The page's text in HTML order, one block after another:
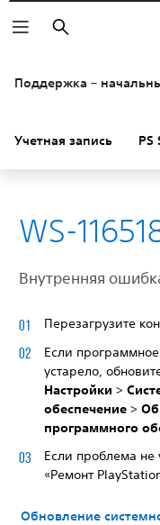
Поиск
Поддержка –
Учетная запись PS
WS-
Внутренняя
Перезагрузите
Если
устарело,
Настройки >
обеспечение >
программного
Если проблема не
«Ремонт
Обновление